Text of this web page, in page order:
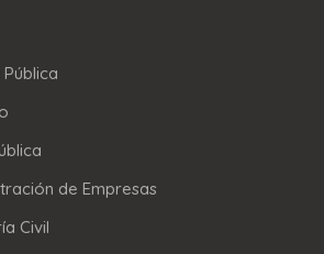
de Empresas
Civil